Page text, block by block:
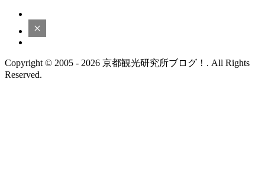
Copyright © 2005 - 2026 京都観光研究所ブログ！. All Rights
Reserved.